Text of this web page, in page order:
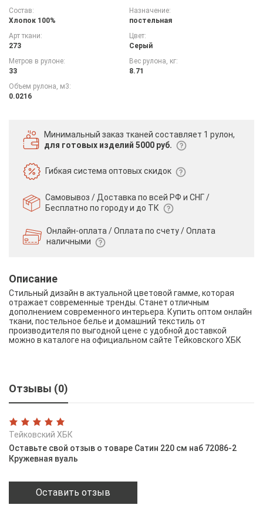
Состав:
Хлопок 100%
Назначение:
постельная
Арт ткани:
273
Цвет:
Серый
Метров в рулоне:
33
Вес рулона, кг:
8.71
Объем рулона, м3:
0.0216
Минимальный заказ тканей составляет 1 рулон,
для готовых изделий 5000 руб.
Гибкая системаоптовых скидок
Самовывоз / Доставка по всей РФ и СНГ /
Бесплатно по городу и до ТК
Онлайн-оплата / Оплата по счету /Оплата
наличными
Описание
Стильный дизайн в актуальной цветовой гамме, которая
отражает современные тренды. Станет отличным
дополнением современного интерьера. Купить оптом онлайн
ткани, постельное белье и домашний текстиль от
производителя по выгодной цене с удобной доставкой
можно в каталоге на официальном сайте Тейковского ХБК
Отзывы (0)
Тейковский ХБК
Оставьте свой отзыв о товаре Сатин 220 см наб 72086-2
Кружевная вуаль
Оставить отзыв